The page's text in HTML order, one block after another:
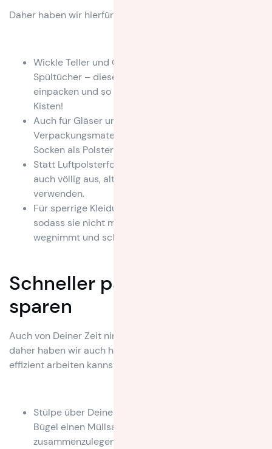
Daher haben wir hierfür 4 Tipps für Dich:
Wickle Teller und Geschirr in Handtücher und
Spültücher – diese musst Du sonst separat
einpacken und so polstern sie gleichzeitig die
Kisten!
Auch für Gläser und Vasen kannst Du
Verpackungsmaterial zweckentfremden und
Socken als Polsterung verwenden.
Statt Luftpolsterfolie oder Packpapier reicht es oft
auch völlig aus, alte Zeitungen oder Zeitschriften zu
verwenden.
Für sperrige Kleidung eignen sich Vakuumbeutel,
sodass sie nicht mehr so viel Platz in Kartons
wegnimmt und schön kompakt ist.
Schneller packen und Zeit
sparen
Auch von Deiner Zeit nimmt das Packen viel in Anspruch,
daher haben wir auch hier ein paar Tricks, wie Du
effizient arbeiten kannst.
Stülpe über Deine aufgehängten Klamotten und die
Bügel einen Müllsack, anstatt sie einzeln
zusammenzulegen und zu verpacken